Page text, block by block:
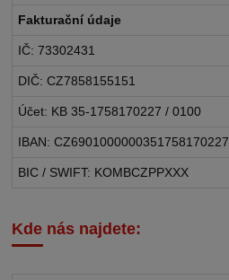
Fakturační údaje
IČ: 73302431
DIČ: CZ7858155151
Účet: KB 35-1758170227 / 0100
IBAN: CZ6901000000351758170227
BIC / SWIFT: KOMBCZPPXXX
Kde nás najdete: